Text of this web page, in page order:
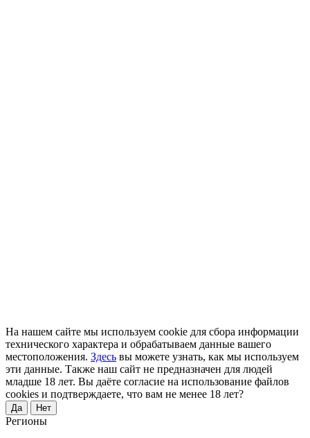
На нашем сайте мы используем cookie для сбора информации
технического характера и обрабатываем данные вашего
местоположения. Здесь вы можете узнать, как мы используем
эти данные. Также наш сайт не предназначен для людей
младше 18 лет. Вы даёте согласие на использование файлов
cookies и подтверждаете, что вам не менее 18 лет?
Да Нет
Регионы